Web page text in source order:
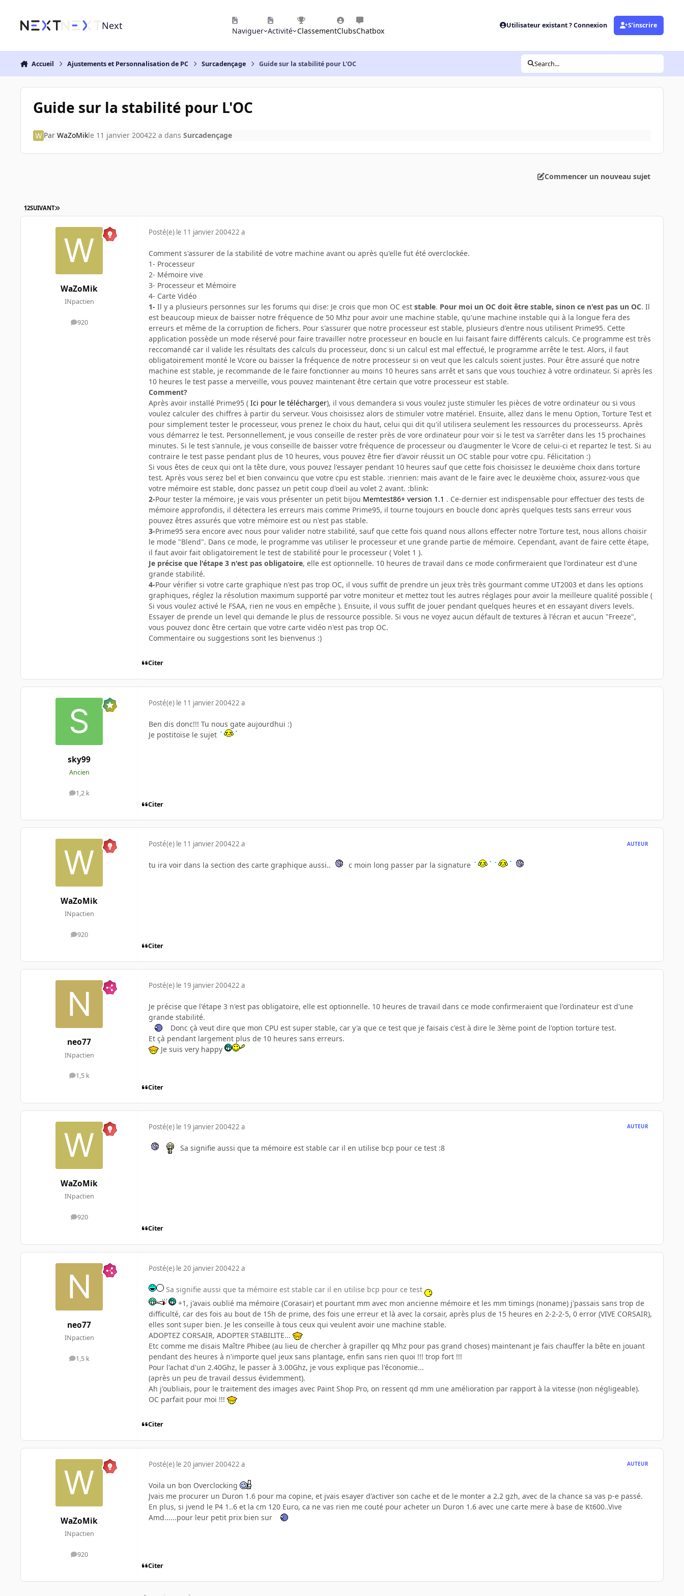
Next Naviguer Activité ClassementClubsChatbox
Utilisateur existant ? Connexion S’inscrire
Accueil Ajustements et Personnalisation de PC Surcadençage Guide sur la stabilité pour L'OC Search...
Guide sur la stabilité pour L'OC
Par WaZoMikle 11 janvier 200422 a dans Surcadençage
Commencer un nouveau sujet
12SUIVANT
WaZoMik
INpactien
920
messages
Posté(e) le 11 janvier 200422 a
Comment s'assurer de la stabilité de votre machine avant ou après qu'elle fut été overclockée.
1- Processeur
2- Mémoire vive
3- Processeur et Mémoire
4- Carte Vidéo
1- Il y a plusieurs personnes sur les forums qui dise: Je crois que mon OC est stable. Pour moi un OC doit être stable, sinon ce n'est pas un OC. Il
est beaucoup mieux de baisser notre fréquence de 50 Mhz pour avoir une machine stable, qu'une machine instable qui à la longue fera des
erreurs et même de la corruption de fichers. Pour s'assurer que notre processeur est stable, plusieurs d'entre nous utilisent Prime95. Cette
application possède un mode réservé pour faire travailler notre processeur en boucle en lui faisant faire différents calculs. Ce programme est très
reccomandé car il valide les résultats des calculs du processeur, donc si un calcul est mal effectué, le programme arrête le test. Alors, il faut
obligatoirement monté le Vcore ou baisser la fréquence de notre processeur si on veut que les calculs soient justes. Pour être assuré que notre
machine est stable, je recommande de le faire fonctionner au moins 10 heures sans arrêt et sans que vous touchiez à votre ordinateur. Si après les
10 heures le test passe a merveille, vous pouvez maintenant être certain que votre processeur est stable.
Comment?
Après avoir installé Prime95 ( Ici pour le télécharger), il vous demandera si vous voulez juste stimuler les pièces de votre ordinateur ou si vous
voulez calculer des chiffres à partir du serveur. Vous choisissez alors de stimuler votre matériel. Ensuite, allez dans le menu Option, Torture Test et
pour simplement tester le processeur, vous prenez le choix du haut, celui qui dit qu'il utilisera seulement les ressources du processeurss. Après
vous démarrez le test. Personnellement, je vous conseille de rester près de vore ordinateur pour voir si le test va s'arrêter dans les 15 prochaines
minutes. Si le test s'annule, je vous conseille de baisser votre fréquence de processeur ou d'augmenter le Vcore de celui-ci et repartez le test. Si au
contraire le test passe pendant plus de 10 heures, vous pouvez être fier d'avoir réussit un OC stable pour votre cpu. Félicitation :)
Si vous êtes de ceux qui ont la tête dure, vous pouvez l'essayer pendant 10 heures sauf que cette fois choisissez le deuxième choix dans torture
test. Après vous serez bel et bien convaincu que votre cpu est stable. :rienrien: mais avant de le faire avec le deuxième choix, assurez-vous que
votre mémoire est stable, donc passez un petit coup d'oeil au volet 2 avant. :blink:
2-Pour tester la mémoire, je vais vous présenter un petit bijou Memtest86+ version 1.1 . Ce-dernier est indispensable pour effectuer des tests de
mémoire approfondis, il détectera les erreurs mais comme Prime95, il tourne toujours en boucle donc après quelques tests sans erreur vous
pouvez êtres assurés que votre mémoire est ou n'est pas stable.
3-Prime95 sera encore avec nous pour valider notre stabilité, sauf que cette fois quand nous allons effecter notre Torture test, nous allons choisir
le mode "Blend". Dans ce mode, le programme vas utiliser le processeur et une grande partie de mémoire. Cependant, avant de faire cette étape,
il faut avoir fait obligatoirement le test de stabilité pour le processeur ( Volet 1 ).
Je précise que l'étape 3 n'est pas obligatoire, elle est optionnelle. 10 heures de travail dans ce mode confirmeraient que l'ordinateur est d'une
grande stabilité.
4-Pour vérifier si votre carte graphique n'est pas trop OC, il vous suffit de prendre un jeux très très gourmant comme UT2003 et dans les options
graphiques, réglez la résolution maximum supporté par votre moniteur et mettez tout les autres réglages pour avoir la meilleure qualité possible (
Si vous voulez activé le FSAA, rien ne vous en empêche ). Ensuite, il vous suffit de jouer pendant quelques heures et en essayant divers levels.
Essayer de prende un level qui demande le plus de ressource possible. Si vous ne voyez aucun défault de textures à l'écran et aucun "Freeze",
vous pouvez donc être certain que votre carte vidéo n'est pas trop OC.
Commentaire ou suggestions sont les bienvenus :)
Citer
sky99
Ancien
1,2 k
messages
Posté(e) le 11 janvier 200422 a
Ben dis donc!!! Tu nous gate aujourdhui :)
Je postitoïse le sujet
Citer
WaZoMik
INpactien
920
messages
Posté(e) le 11 janvier 200422 a AUTEUR
tu ira voir dans la section des carte graphique aussi.. c moin long passer par la signature
Citer
neo77
INpactien
1,5 k
messages
Posté(e) le 19 janvier 200422 a
Je précise que l'étape 3 n'est pas obligatoire, elle est optionnelle. 10 heures de travail dans ce mode confirmeraient que l'ordinateur est d'une
grande stabilité.
Donc çà veut dire que mon CPU est super stable, car y'a que ce test que je faisais c'est à dire le 3ème point de l'option torture test.
Et çà pendant largement plus de 10 heures sans erreurs.
Je suis very happy
Citer
WaZoMik
INpactien
920
messages
Posté(e) le 19 janvier 200422 a AUTEUR
Sa signifie aussi que ta mémoire est stable car il en utilise bcp pour ce test :8
Citer
neo77
INpactien
1,5 k
messages
Posté(e) le 20 janvier 200422 a
Sa signifie aussi que ta mémoire est stable car il en utilise bcp pour ce test
+1, j'avais oublié ma mémoire (Corasair) et pourtant mm avec mon ancienne mémoire et les mm timings (noname) j'passais sans trop de
difficulté, car des fois au bout de 15h de prime, des fois une erreur et là avec la corsair, après plus de 15 heures en 2-2-2-5, 0 error (VIVE CORSAIR),
elles sont super bien. Je les conseille à tous ceux qui veulent avoir une machine stable.
ADOPTEZ CORSAIR, ADOPTER STABILITE...
Etc comme me disais Maître Phibee (au lieu de chercher à grapiller qq Mhz pour pas grand choses) maintenant je fais chauffer la bête en jouant
pendant des heures à n'importe quel jeux sans plantage, enfin sans rien quoi !!! trop fort !!!
Pour l'achat d'un 2.40Ghz, le passer à 3.00Ghz, je vous explique pas l'économie...
(après un peu de travail dessus évidemment).
Ah j'oubliais, pour le traitement des images avec Paint Shop Pro, on ressent qd mm une amélioration par rapport à la vitesse (non négligeable).
OC parfait pour moi !!!
Citer
WaZoMik
INpactien
920
messages
Posté(e) le 20 janvier 200422 a AUTEUR
Voila un bon Overclocking
Jvais me procurer un Duron 1.6 pour ma copine, et jvais esayer d'activer son cache et de le monter a 2.2 gzh, avec de la chance sa vas p-e passé.
En plus, si jvend le P4 1..6 et la cm 120 Euro, ca ne vas rien me couté pour acheter un Duron 1.6 avec une carte mere à base de Kt600..Vive
Amd......pour leur petit prix bien sur
Citer